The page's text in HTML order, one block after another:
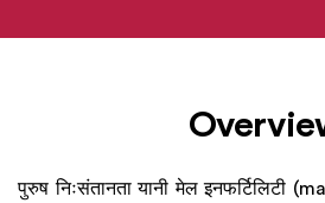
पुरुष निःसंतानता यानी मेल